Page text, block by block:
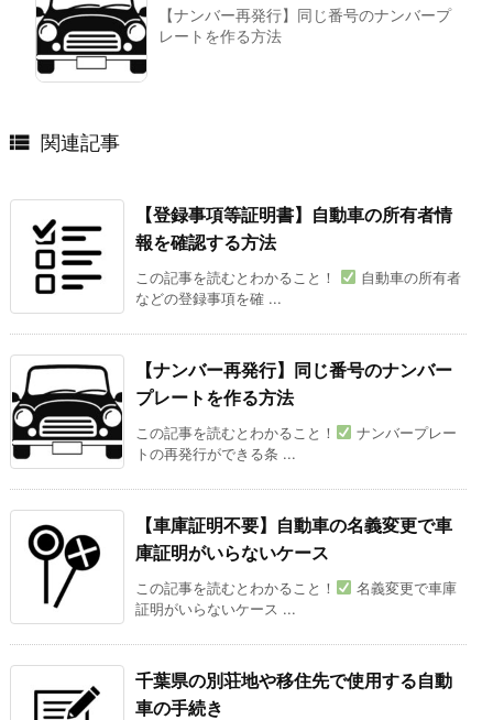
【ナンバー再発行】同じ番号のナンバープ
レートを作る方法
 関連記事
【登録事項等証明書】自動車の所有者情
報を確認する方法
この記事を読むとわかること！
自動車の所有者
などの登録事項を確 ...
【ナンバー再発行】同じ番号のナンバー
プレートを作る方法
この記事を読むとわかること！
ナンバープレー
トの再発行ができる条 ...
【車庫証明不要】自動車の名義変更で車
庫証明がいらないケース
この記事を読むとわかること！
名義変更で車庫
証明がいらないケース ...
千葉県の別荘地や移住先で使用する自動
車の手続き